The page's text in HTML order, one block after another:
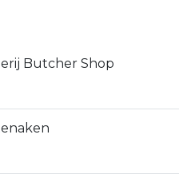
Butcher Shop